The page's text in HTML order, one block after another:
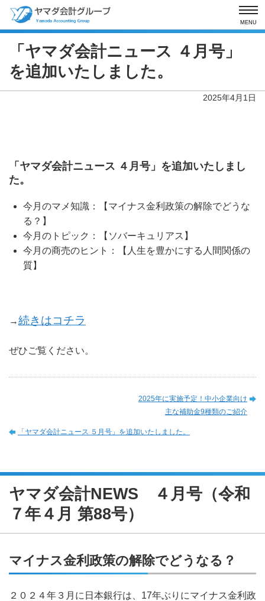
MENU
「ヤマダ会計ニュース ４月号」
を追加いたしました。
2025年4月1日
「ヤマダ会計ニュース ４月号」を追加いたしまし
た。
今月のマメ知識：【マイナス金利政策の解除でどうな
る？】
今月のトピック：【ソバーキュリアス】
今月の商売のヒント：【人生を豊かにする人間関係の
質】
→続きはコチラ
ぜひご覧ください。
2025年に実施予定！中小企業向け
主な補助金9種類のご紹介
「ヤマダ会計ニュース ５月号」を追加いたしました。
ヤマダ会計NEWS ４月号（令和
７年４月 第88号）
マイナス金利政策の解除でどうなる？
２０２４年３月に日本銀行は、17年ぶりにマイナス金利政